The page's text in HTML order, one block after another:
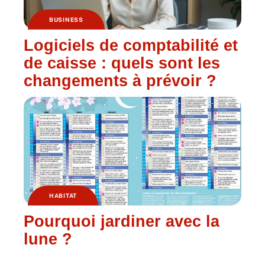
BUSINESS
Logiciels de comptabilité et
de caisse : quels sont les
changements à prévoir ?
HABITAT
Pourquoi jardiner avec la
lune ?